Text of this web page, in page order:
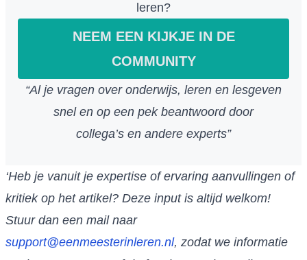
leren?
NEEM EEN KIJKJE IN DE
COMMUNITY
“Al je vragen over onderwijs, leren en lesgeven
snel en op een pek beantwoord door
collega’s en andere experts”
‘Heb je vanuit je expertise of ervaring aanvullingen of
kritiek op het artikel? Deze input is altijd welkom!
Stuur dan een mail naar
support@eenmeesterinleren.nl, zodat we informatie